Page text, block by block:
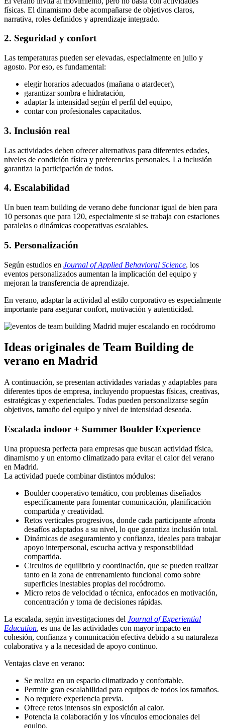
físicas. El dinamismo debe acompañarse de objetivos claros,
narrativa, roles definidos y aprendizaje integrado.
2. Seguridad y confort
Las temperaturas pueden ser elevadas, especialmente en julio y
agosto. Por eso, es fundamental:
elegir horarios adecuados (mañana o atardecer),
garantizar sombra e hidratación,
adaptar la intensidad según el perfil del equipo,
contar con profesionales capacitados.
3. Inclusión real
Las actividades deben ofrecer alternativas para diferentes edades,
niveles de condición física y preferencias personales. La inclusión
garantiza la participación de todos.
4. Escalabilidad
Un buen team building de verano debe funcionar igual de bien para
10 personas que para 120, especialmente si se trabaja con estaciones
paralelas o dinámicas cooperativas escalables.
5. Personalización
Según estudios en Journal of Applied Behavioral Science, los
eventos personalizados aumentan la implicación del equipo y
mejoran la transferencia de aprendizaje.
En verano, adaptar la actividad al estilo corporativo es especialmente
importante para asegurar confort, motivación y autenticidad.
Ideas originales de Team Building de
verano en Madrid
A continuación, se presentan actividades variadas y adaptables para
diferentes tipos de empresa, incluyendo propuestas físicas, creativas,
estratégicas y experienciales. Todas pueden personalizarse según
objetivos, tamaño del equipo y nivel de intensidad deseada.
Escalada indoor + Summer Boulder Experience
Una propuesta perfecta para empresas que buscan actividad física,
dinamismo y un entorno climatizado para evitar el calor del verano
en Madrid.
La actividad puede combinar distintos módulos:
Boulder cooperativo temático, con problemas diseñados
específicamente para fomentar comunicación, planificación
compartida y creatividad.
Retos verticales progresivos, donde cada participante afronta
desafíos adaptados a su nivel, lo que garantiza inclusión total.
Dinámicas de aseguramiento y confianza, ideales para trabajar
apoyo interpersonal, escucha activa y responsabilidad
compartida.
Circuitos de equilibrio y coordinación, que se pueden realizar
tanto en la zona de entrenamiento funcional como sobre
superficies inestables propias del rocódromo.
Micro retos de velocidad o técnica, enfocados en motivación,
concentración y toma de decisiones rápidas.
La escalada, según investigaciones del Journal of Experiential
Education, es una de las actividades con mayor impacto en
cohesión, confianza y comunicación efectiva debido a su naturaleza
colaborativa y a la necesidad de apoyo continuo.
Ventajas clave en verano:
Se realiza en un espacio climatizado y confortable.
Permite gran escalabilidad para equipos de todos los tamaños.
No requiere experiencia previa.
Ofrece retos intensos sin exposición al calor.
Potencia la colaboración y los vínculos emocionales del
equipo.